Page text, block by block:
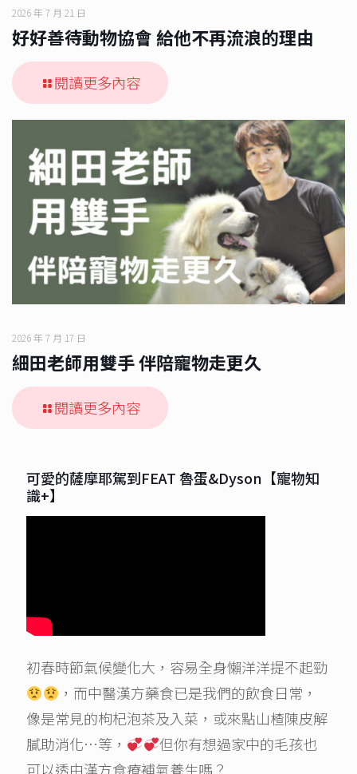
2026 年 7 月 21 日
好好善待動物協會 給他不再流浪的理由
閱讀更多內容
2026 年 7 月 17 日
細田老師用雙手 伴陪寵物走更久
閱讀更多內容
可愛的薩摩耶駕到FEAT 魯蛋&Dyson【寵物知
識+】
初春時節氣候變化大，容易全身懶洋洋提不起勁
，而中醫漢方藥食已是我們的飲食日常，
像是常見的枸杞泡茶及入菜，或來點山楂陳皮解
膩助消化…等，
但你有想過家中的毛孩也
可以透由漢方食療補氣養生嗎？